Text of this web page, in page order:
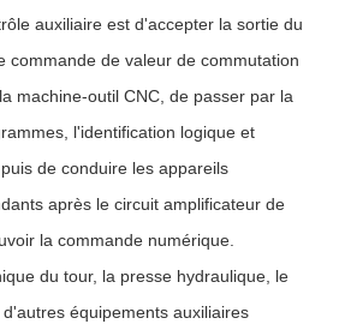
auxiliaire est d'accepter la sortie du
commande de valeur de commutation
machine-outil CNC, de passer par la
l'identification logique et
de conduire les appareils
après le circuit amplificateur de
la commande numérique.
du tour, la presse hydraulique, le
équipements auxiliaires